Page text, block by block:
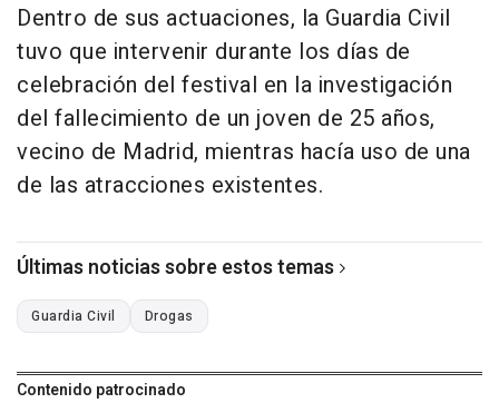
Dentro de sus actuaciones, la Guardia Civil
tuvo que intervenir durante los días de
celebración del festival en la investigación
del fallecimiento de un joven de 25 años,
vecino de Madrid, mientras hacía uso de una
de las atracciones existentes.
Últimas noticias sobre estos temas
Guardia Civil Drogas
Contenido patrocinado